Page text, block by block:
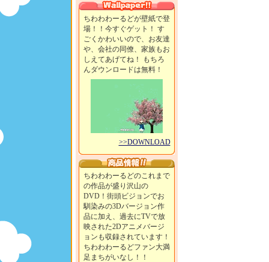
ちわわわーるどが壁紙で登
場！！今すぐゲット！ す
ごくかわいいので、お友達
や、会社の同僚、家族もお
しえてあげてね！ もちろ
んダウンロードは無料！
>>DOWNLOAD
ちわわわーるどのこれまで
の作品が盛り沢山の
DVD！街頭ビジョンでお
馴染みの3Dバージョン作
品に加え、過去にTVで放
映された2Dアニメバージ
ョンも収録されています！
ちわわわーるどファン大満
足まちがいなし！！